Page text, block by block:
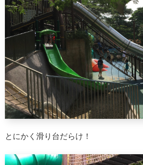
とにかく滑り台だらけ！